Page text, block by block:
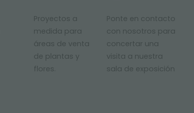
Proyectos a
medida para
áreas de venta
de plantas y
flores.
Ponte en contacto
con nosotros para
concertar una
visita a nuestra
sala de exposición